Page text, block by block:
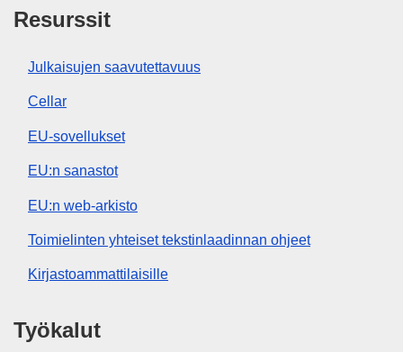
Resurssit
Julkaisujen saavutettavuus
Cellar
EU-sovellukset
EU:n sanastot
EU:n web-arkisto
Toimielinten yhteiset tekstinlaadinnan ohjeet
Kirjastoammattilaisille
Työkalut